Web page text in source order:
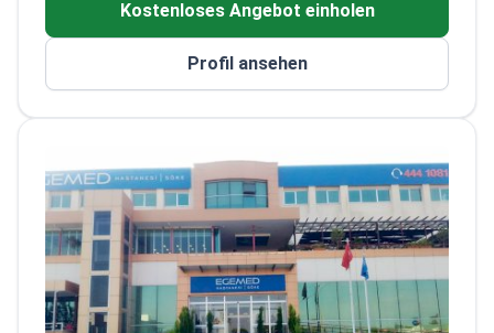
Kostenloses Angebot einholen
Profil ansehen